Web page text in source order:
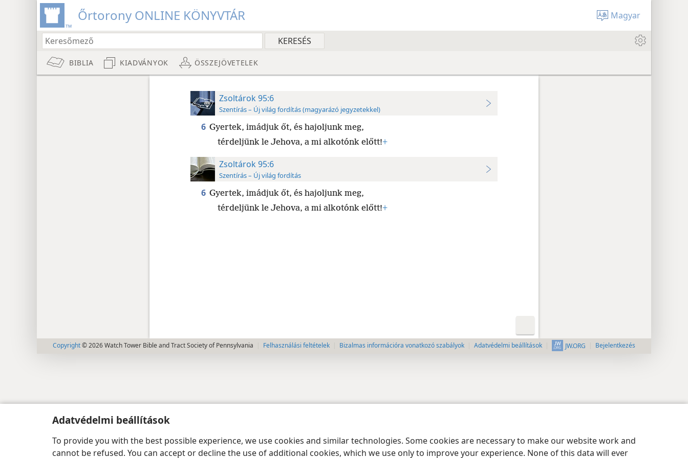
Adatvédelmi beállítások
To provide you with the best possible experience, we use cookies and similar technologies. Some cookies are necessary to make our website work and
cannot be refused. You can accept or decline the use of additional cookies, which we use only to improve your experience. None of this data will ever
Őrtorony ONLINE KÖNYVTÁR Magyar
BIBLIA KIADVÁNYOK ÖSSZEJÖVETELEK
Zsoltárok 95:6
Szentírás – Új világ fordítás (magyarázó jegyzetekkel)
6 Gyertek, imádjuk őt, és hajoljunk meg,
térdeljünk le Jehova, a mi alkotónk előtt!+
Zsoltárok 95:6
Szentírás – Új világ fordítás
6 Gyertek, imádjuk őt, és hajoljunk meg,
térdeljünk le Jehova, a mi alkotónk előtt!+
Copyright© 2026 Watch Tower Bible and Tract Society of Pennsylvania Felhasználási feltételek Bizalmas információra vonatkozó szabályok Adatvédelmi beállítások JW.ORG Bejelentkezés